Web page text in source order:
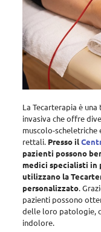
La Tecarterapia è
invasiva che offre
muscolo-
rettali. Presso il
pazienti possono
medici specialisti in
utilizzano la
personalizzato.
pazienti possono
delle loro patologie,
indolore.